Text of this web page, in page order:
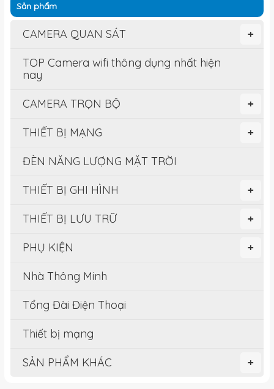
Sản phẩm
+
CAMERA QUAN SÁT
TOP Camera wifi thông dụng nhất hiện
nay
+
CAMERA TRỌN BỘ
+
THIẾT BỊ MẠNG
ĐÈN NĂNG LƯỢNG MẶT TRỜI
+
THIẾT BỊ GHI HÌNH
+
THIẾT BỊ LƯU TRỮ
+
PHỤ KIỆN
Nhà Thông Minh
Tổng Đài Điện Thoại
Thiết bị mạng
+
SẢN PHẨM KHÁC